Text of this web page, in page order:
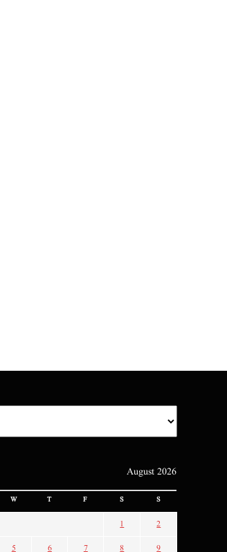
August 2026
W T F S S
1 2
5 6 7 8 9